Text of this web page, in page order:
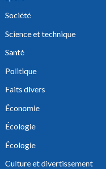
Société
Science et technique
Santé
Politique
Faits divers
Économie
Écologie
Écologie
Culture et divertissement